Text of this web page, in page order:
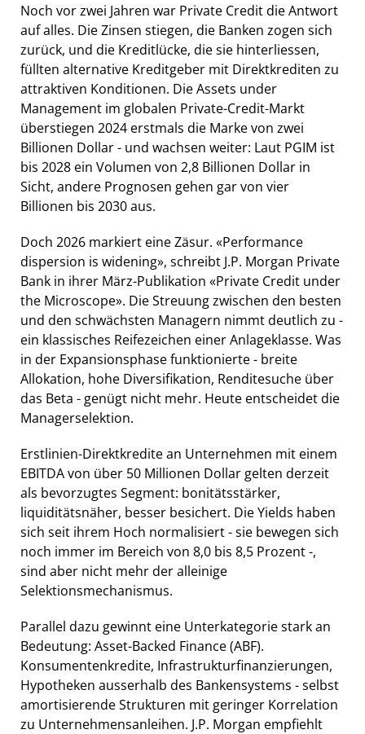
Noch vor zwei Jahren war Private Credit die Antwort
auf alles. Die Zinsen stiegen, die Banken zogen sich
zurück, und die Kreditlücke, die sie hinterliessen,
füllten alternative Kreditgeber mit Direktkrediten zu
attraktiven Konditionen. Die Assets under
Management im globalen Private-Credit-Markt
überstiegen 2024 erstmals die Marke von zwei
Billionen Dollar - und wachsen weiter: Laut PGIM ist
bis 2028 ein Volumen von 2,8 Billionen Dollar in
Sicht, andere Prognosen gehen gar von vier
Billionen bis 2030 aus.
Doch 2026 markiert eine Zäsur. «Performance
dispersion is widening», schreibt J.P. Morgan Private
Bank in ihrer März-Publikation «Private Credit under
the Microscope». Die Streuung zwischen den besten
und den schwächsten Managern nimmt deutlich zu -
ein klassisches Reifezeichen einer Anlageklasse. Was
in der Expansionsphase funktionierte - breite
Allokation, hohe Diversifikation, Renditesuche über
das Beta - genügt nicht mehr. Heute entscheidet die
Managerselektion.
Erstlinien-Direktkredite an Unternehmen mit einem
EBITDA von über 50 Millionen Dollar gelten derzeit
als bevorzugtes Segment: bonitätsstärker,
liquiditätsnäher, besser besichert. Die Yields haben
sich seit ihrem Hoch normalisiert - sie bewegen sich
noch immer im Bereich von 8,0 bis 8,5 Prozent -,
sind aber nicht mehr der alleinige
Selektionsmechanismus.
Parallel dazu gewinnt eine Unterkategorie stark an
Bedeutung: Asset-Backed Finance (ABF).
Konsumentenkredite, Infrastrukturfinanzierungen,
Hypotheken ausserhalb des Bankensystems - selbst
amortisierende Strukturen mit geringer Korrelation
zu Unternehmensanleihen. J.P. Morgan empfiehlt